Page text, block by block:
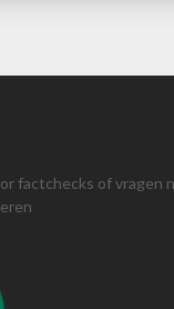
factchecks of vragen